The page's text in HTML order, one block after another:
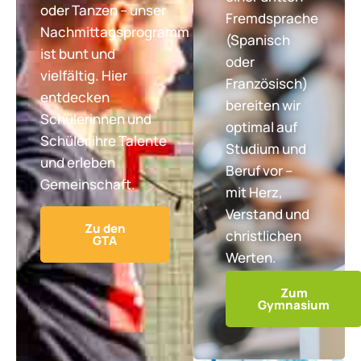
oder Tanzen – unser
Nachmittagsprogramm
ist bunt und
vielfältig. Hier
entdecken
Schülerinnen und
Schüler ihre Talente
und erleben
Gemeinschaft.
Zu den
GTA
Fremdsprache
(Spanisch
oder
Französisch)
bereiten wir
optimal auf
Studium und
Beruf vor –
mit Herz,
Verstand und
christlichen
Werten.
Zum
Gymnasium